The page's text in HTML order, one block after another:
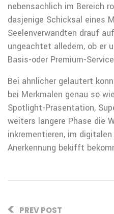
nebensachlich im Bereich
dasjenige Schicksal eines
Seelenverwandten drauf
ungeachtet alledem, ob er
Basis-oder Premium-
Bei ahnlicher gelautert
bei Merkmalen genau so
Spotlight-Prasentation,
weiters langere Phase die
inkrementieren, im
Anerkennung bekifft
PREV POST